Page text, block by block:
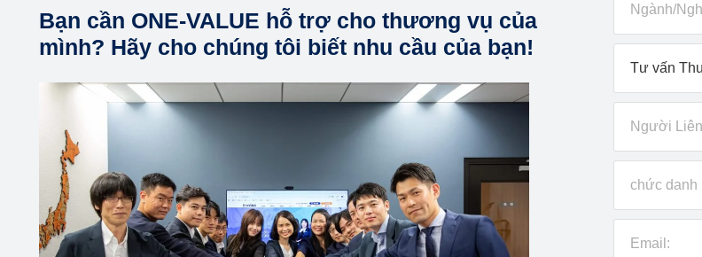
Bạn cần ONE-VALUE hỗ trợ cho thương vụ của
mình? Hãy cho chúng tôi biết nhu cầu của bạn!